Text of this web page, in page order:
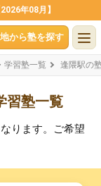
年08月】
から塾を探す
学習塾一覧 逢隈駅の
習塾一覧
ります。ご希望